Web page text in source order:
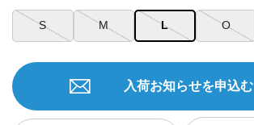
S M L O
入荷お知らせを申込む